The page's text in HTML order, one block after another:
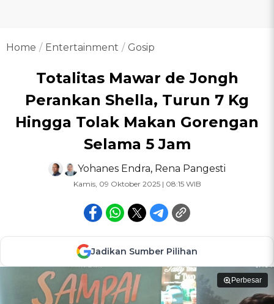
Home Entertainment Gosip
Totalitas Mawar de Jongh
Perankan Shella, Turun 7 Kg
Hingga Tolak Makan Gorengan
Selama 5 Jam
Yohanes Endra, Rena Pangesti
Kamis, 09 Oktober 2025 | 08:15 WIB
Jadikan Sumber Pilihan
Perbesar